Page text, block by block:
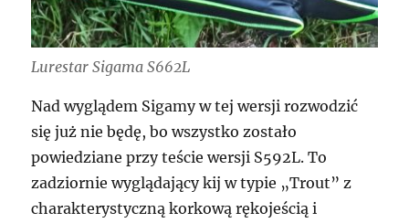
Lurestar Sigama S662L
Nad wyglądem Sigamy w tej wersji rozwodzić
się już nie będę, bo wszystko zostało
powiedziane przy teście wersji S592L. To
zadziornie wyglądający kij w typie „Trout” z
charakterystyczną korkową rękojeścią i